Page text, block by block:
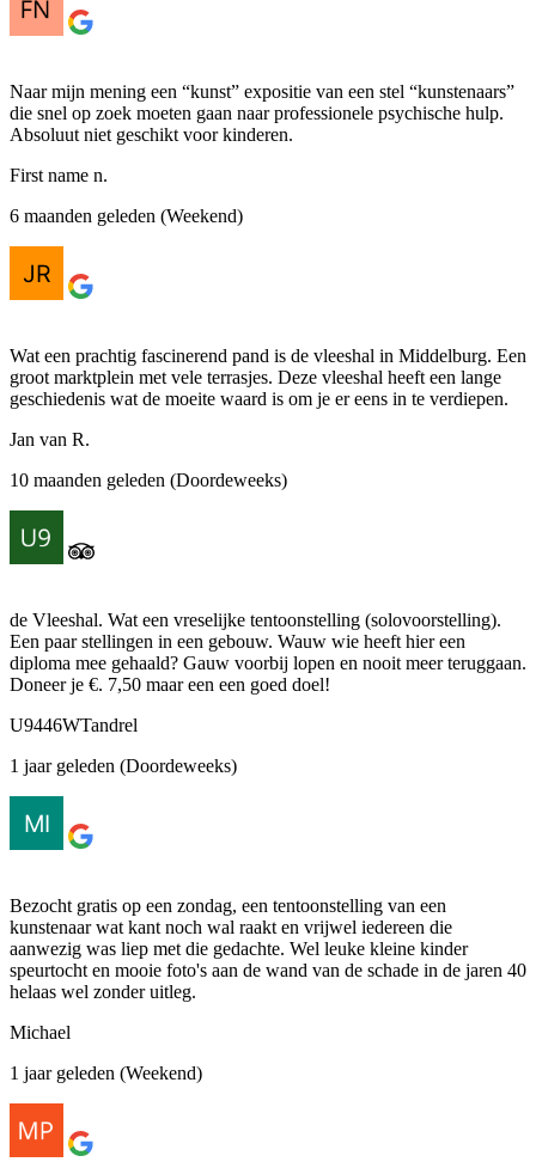
Naar mijn mening een “kunst” expositie van een stel “kunstenaars”
die snel op zoek moeten gaan naar professionele psychische hulp.
Absoluut niet geschikt voor kinderen.
First name n.
6 maanden geleden (Weekend)
Wat een prachtig fascinerend pand is de vleeshal in Middelburg. Een
groot marktplein met vele terrasjes. Deze vleeshal heeft een lange
geschiedenis wat de moeite waard is om je er eens in te verdiepen.
Jan van R.
10 maanden geleden (Doordeweeks)
de Vleeshal. Wat een vreselijke tentoonstelling (solovoorstelling).
Een paar stellingen in een gebouw. Wauw wie heeft hier een
diploma mee gehaald? Gauw voorbij lopen en nooit meer teruggaan.
Doneer je €. 7,50 maar een een goed doel!
U9446WTandrel
1 jaar geleden (Doordeweeks)
Bezocht gratis op een zondag, een tentoonstelling van een
kunstenaar wat kant noch wal raakt en vrijwel iedereen die
aanwezig was liep met die gedachte. Wel leuke kleine kinder
speurtocht en mooie foto's aan de wand van de schade in de jaren 40
helaas wel zonder uitleg.
Michael
1 jaar geleden (Weekend)